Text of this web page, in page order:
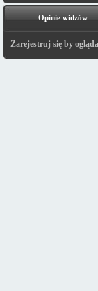
Opinie widzów
Zarejestruj się by